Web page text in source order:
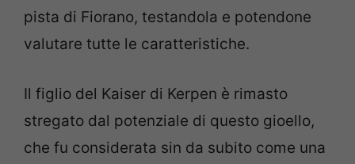
pista di Fiorano, testandola e potendone
valutare tutte le caratteristiche.
Il figlio del Kaiser di Kerpen è rimasto
stregato dal potenziale di questo gioello,
che fu considerata sin da subito come una